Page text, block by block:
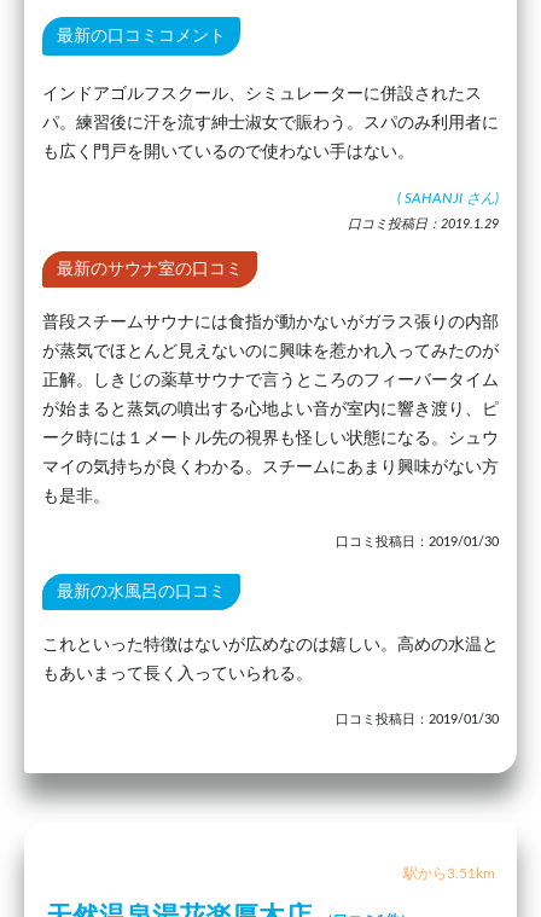
最新の口コミコメント
インドアゴルフスクール、シミュレーターに併設されたス
パ。練習後に汗を流す紳士淑女で賑わう。スパのみ利用者に
も広く門戸を開いているので使わない手はない。
( SAHANJI さん)
口コミ投稿日：2019.1.29
最新のサウナ室の口コミ
普段スチームサウナには食指が動かないがガラス張りの内部
が蒸気でほとんど見えないのに興味を惹かれ入ってみたのが
正解。しきじの薬草サウナで言うところのフィーバータイム
が始まると蒸気の噴出する心地よい音が室内に響き渡り、ピ
ーク時には１メートル先の視界も怪しい状態になる。シュウ
マイの気持ちが良くわかる。スチームにあまり興味がない方
も是非。
口コミ投稿日：2019/01/30
最新の水風呂の口コミ
これといった特徴はないが広めなのは嬉しい。高めの水温と
もあいまって長く入っていられる。
口コミ投稿日：2019/01/30
駅から3.51km